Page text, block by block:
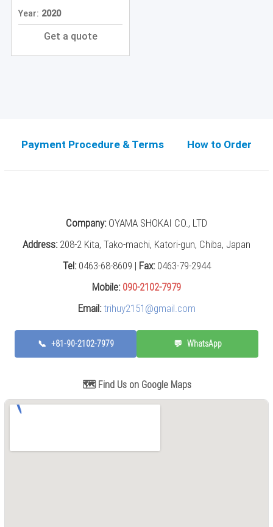
Year: 2020
Get a quote
Payment Procedure & Terms How to Order
Company:OYAMA SHOKAI CO., LTD
Address:208-2 Kita, Tako-machi, Katori-gun, Chiba, Japan
Tel:0463-68-8609 | Fax:0463-79-2944
Mobile: 090-2102-7979
Email: trihuy2151@gmail.com
📞 +81-90-2102-7979 💬 WhatsApp
🗺️ Find Us on Google Maps